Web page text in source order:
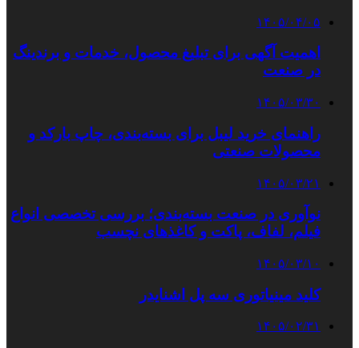
۱۴۰۵/۰۴/۰۵
اهمیت آگهی برای تبلیغ محصول، خدمات و برندینگ
در صنعت
۱۴۰۵/۰۳/۳۰
راهنمای خرید لیبل برای بسته‌بندی، چاپ بارکد و
محصولات صنعتی
۱۴۰۵/۰۳/۲۱
نوآوری در صنعت بسته‌بندی؛ بررسی تخصصی انواع
فیلم، لفاف، پاکت و کاغذهای نچسب
۱۴۰۵/۰۳/۱۰
کلید مینیاتوری سه پل اشنایدر
۱۴۰۵/۰۲/۳۱